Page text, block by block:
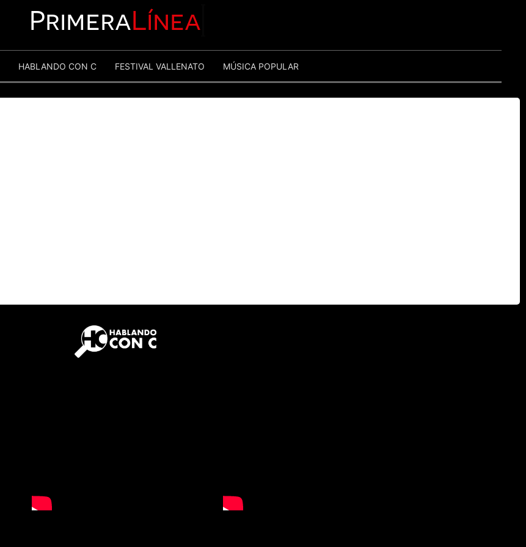
PrimeraLínea
HABLANDO CON C FESTIVAL VALLENATO MÚSICA POPULAR